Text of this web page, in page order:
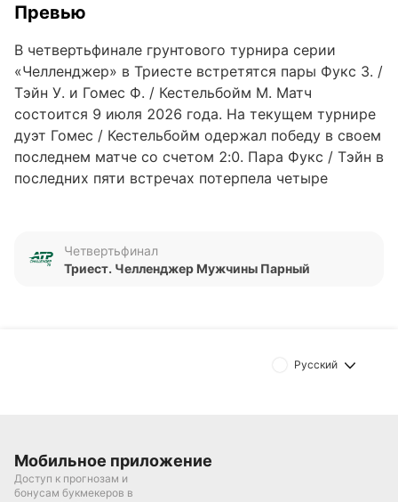
Превью
В четвертьфинале грунтового турнира серии
«Челленджер» в Триесте встретятся пары Фукс З. /
Тэйн У. и Гомес Ф. / Кестельбойм М. Матч
состоится 9 июля 2026 года. На текущем турнире
дуэт Гомес / Кестельбойм одержал победу в своем
последнем матче со счетом 2:0. Пара Фукс / Тэйн в
последних пяти встречах потерпела четыре
Личная статистика противостояний отсутствует.
Обновлено:
Четвертьфинал
Триест. Челленджер Мужчины Парный
Русский
Мобильное приложение
Доступ к прогнозам и
бонусам букмекеров в